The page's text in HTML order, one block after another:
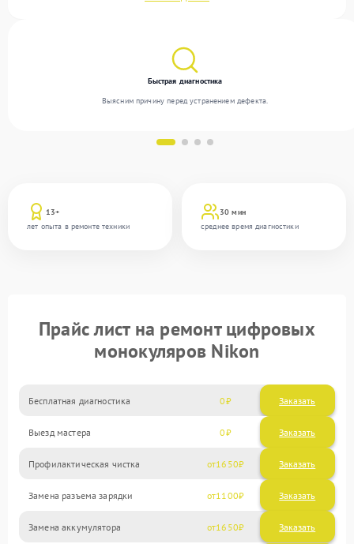
13+
лет опыта в ремонте техники
30 мин
среднее время диагностики
Быстрая диагностика
Выясним причину перед устранением дефекта.
Прайс лист на ремонт цифровых
монокуляров Nikon
Бесплатная диагностика 0 Заказать
Выезд мастера 0 Заказать
Профилактическая чистка 1650
Замена разъема зарядки 1100
Замена аккумулятора 1650